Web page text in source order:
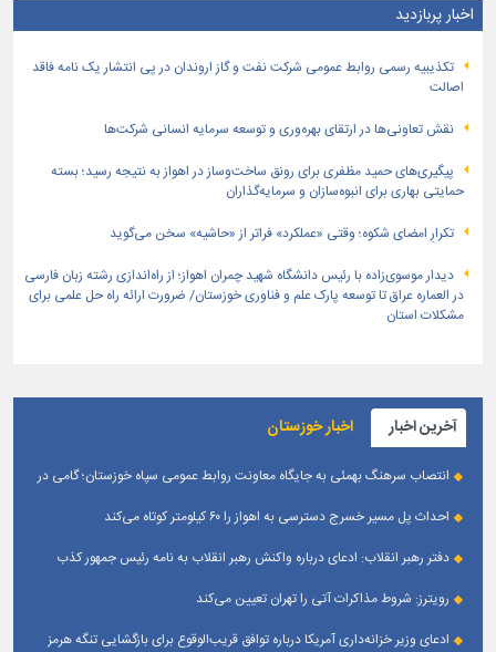
اخبار پربازدید
تكذیبیه رسمی روابط عمومی شركت نفت و گاز اروندان در پی انتشار یک نامه فاقد
اصالت
نقش تعاونی‌ها در ارتقای بهره‌وری و توسعه سرمایه انسانی شرکت‌ها
پیگیری‌های حمید مظفری برای رونق ساخت‌وساز در اهواز به نتیجه رسید؛ بسته
حمایتی بهاری برای انبوه‌سازان و سرمایه‌گذاران
تکرارِ امضای شکوه؛ وقتی «عملکرد» فراتر از «حاشیه» سخن می‌گوید
دیدار موسوی‌زاده با رئیس دانشگاه شهید چمران اهواز؛ از راه‌اندازی رشته زبان فارسی
در العماره عراق تا توسعه پارک علم و فناوری خوزستان/ ضرورت ارائه راه حل علمی برای
مشکلات استان
آخرین اخبار اخبار خوزستان
انتصاب سرهنگ بهمئی به جایگاه معاونت روابط عمومی سپاه خوزستان؛ گامی در
احداث پل مسیر خسرج دسترسی به اهواز را ۶۰ کیلومتر کوتاه می‌کند
دفتر رهبر انقلاب: ادعای درباره واکنش رهبر انقلاب به نامه رئیس جمهور کذب
رویترز: شروط مذاکرات آتی را تهران تعیین می‌کند
ادعای وزیر خزانه‌داری آمریکا درباره توافق قریب‌الوقوع برای بازگشایی تنگه هرمز